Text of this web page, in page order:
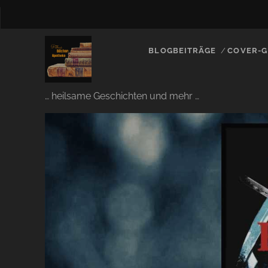
… heilsame Geschichten und mehr …
BLOGBEITRÄGE COVER-